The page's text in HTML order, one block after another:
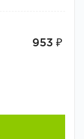
953 ₽